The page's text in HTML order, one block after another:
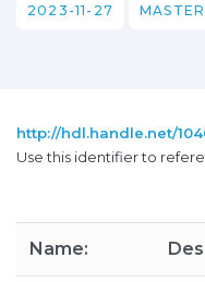
2023-11-27
http://hdl.handle.net/
Use this identifier to
Name: